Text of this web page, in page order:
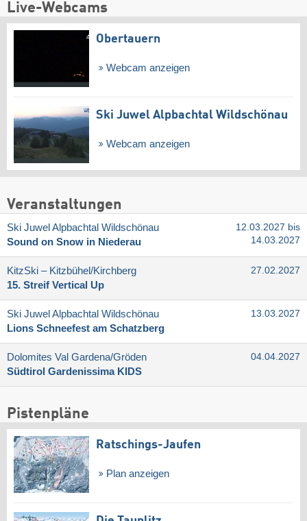
Live-Webcams
Obertauern
Webcam anzeigen
Ski Juwel Alpbachtal Wildschönau
Webcam anzeigen
Veranstaltungen
Ski Juwel Alpbachtal Wildschönau
Sound on Snow in Niederau
12.03.2027 bis
14.03.2027
KitzSki – Kitzbühel/​Kirchberg
15. Streif Vertical Up
27.02.2027
Ski Juwel Alpbachtal Wildschönau
Lions Schneefest am Schatzberg
13.03.2027
Dolomites Val Gardena/​Gröden
Südtirol Gardenissima KIDS
04.04.2027
Pistenpläne
Ratschings-Jaufen
Plan anzeigen